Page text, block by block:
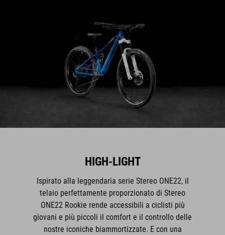
HIGH-LIGHT
Ispirato alla leggendaria serie Stereo ONE22, il
telaio perfettamente proporzionato di Stereo
ONE22 Rookie rende accessibili a ciclisti più
giovani e più piccoli il comfort e il controllo delle
nostre iconiche biammortizzate. E con una